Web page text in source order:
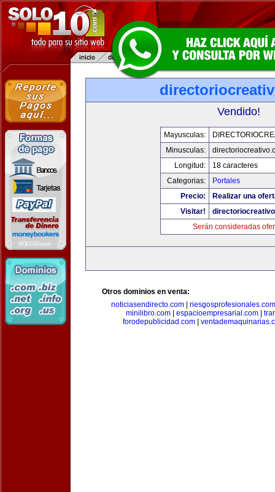
Vendido!
Mayusculas:
Minusculas:
Longitud:
18 caracteres
Categorias:
Portales
Precio:
Realizar una
Visitar!
Serán consideradas
Otros dominios en venta:
noticiasendirecto.com
riesgosprofesionales.com
minilibro.com| espacioempresarial.com|
forodepublicidad.com|